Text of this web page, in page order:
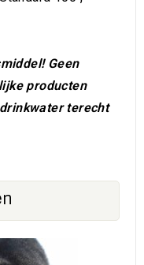
Geen
producten
terecht